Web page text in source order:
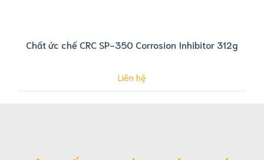
Chất ức chế CRC SP-350 Corrosion Inhibitor 312g
Liên hệ